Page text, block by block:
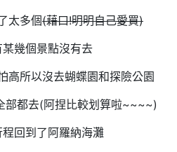
太多個(藉口!明明自己愛買)
幾個景點沒有去
高所以沒去蝴蝶園和探險公園
部都去(阿捏比較划算啦~~~~)
回到了阿羅納海灘